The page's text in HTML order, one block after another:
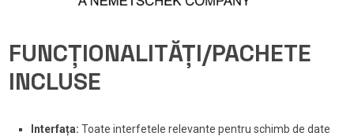
FUNCȚIONALITĂȚI/PACHETE
INCLUSE
Interfața: Toate interfetele relevante pentru schimb de date